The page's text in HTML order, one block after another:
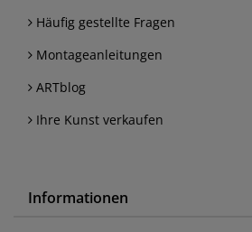
Häufig gestellte Fragen
Montageanleitungen
ARTblog
Ihre Kunst verkaufen
Informationen